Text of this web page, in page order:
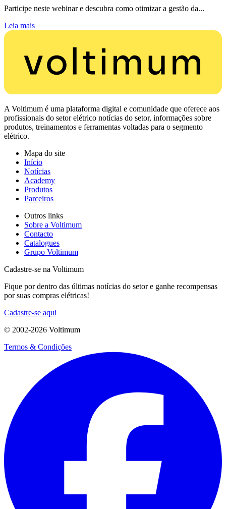
Participe neste webinar e descubra como otimizar a gestão da...
Leia mais
A Voltimum é uma plataforma digital e comunidade que oferece aos
profissionais do setor elétrico notícias do setor, informações sobre
produtos, treinamentos e ferramentas voltadas para o segmento
elétrico.
Mapa do site
Início
Notícias
Academy
Produtos
Parceiros
Outros links
Sobre a Voltimum
Contacto
Catalogues
Grupo Voltimum
Cadastre-se na Voltimum
Fique por dentro das últimas notícias do setor e ganhe recompensas
por suas compras elétricas!
Cadastre-se aqui
© 2002-2026 Voltimum
Termos & Condições